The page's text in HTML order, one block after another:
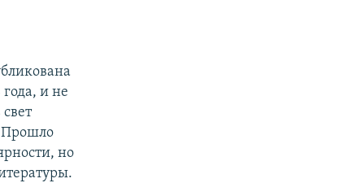
и не
Прошло
но